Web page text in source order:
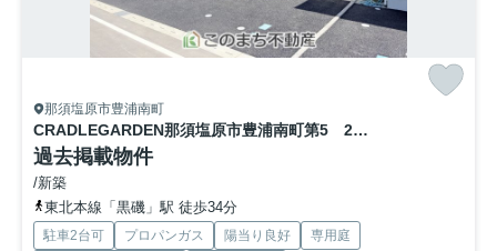
那須塩原市豊浦南町
CRADLEGARDEN那須塩原市豊浦南町第5 2号棟
過去掲載物件
/新築
東北本線「黒磯」駅 徒歩34分
駐車2台可 プロパンガス 陽当り良好
専用庭